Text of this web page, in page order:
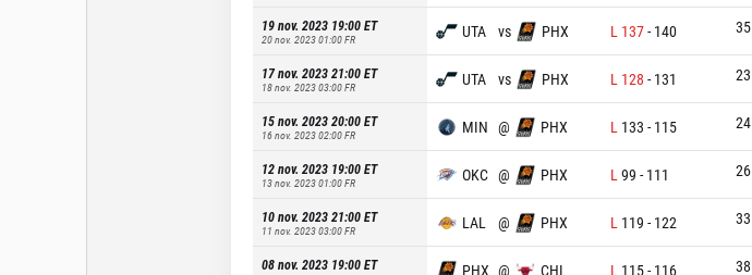
19 nov. 2023 19:00ET
20 nov. 2023 01:00FR UTA vs PHX L 137- 140 35
17 nov. 2023 21:00ET
18 nov. 2023 03:00FR UTA vs PHX L 128 - 131 23
15 nov. 2023 20:00ET
16 nov. 2023 02:00FR MIN @ PHX L 133 - 115 24
12 nov. 2023 19:00ET
13 nov. 2023 01:00FR OKC @ PHX L 99 - 111 26
10 nov. 2023 21:00ET
11 nov. 2023 03:00FR LAL @ PHX L 119 - 122 33
08 nov. 2023 19:00ET PHX @ CHI L 115- 116 38